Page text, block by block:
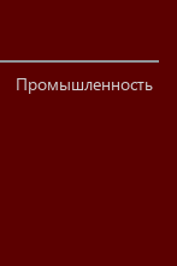
Промышленность